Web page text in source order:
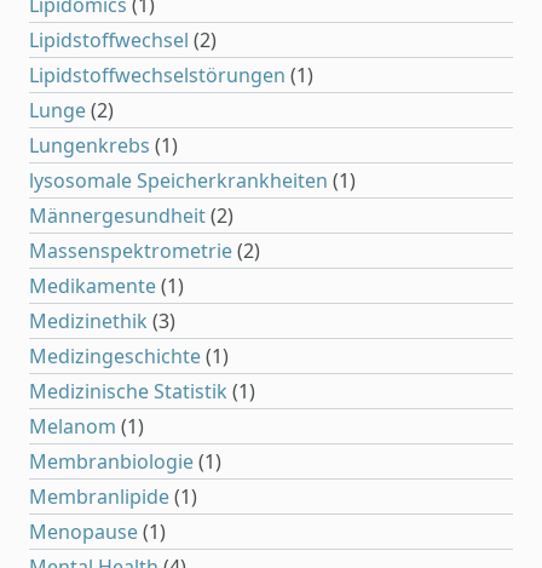
Lipidstoffwechsel (2)
Lipidstoffwechselstörungen (1)
Lunge(2)
Lungenkrebs (1)
lysosomale Speicherkrankheiten (1)
Männergesundheit(2)
Massenspektrometrie(2)
Medikamente(1)
Medizinethik (3)
Medizingeschichte(1)
Medizinische Statistik (1)
Melanom (1)
Membranbiologie(1)
Membranlipide(1)
Menopause(1)